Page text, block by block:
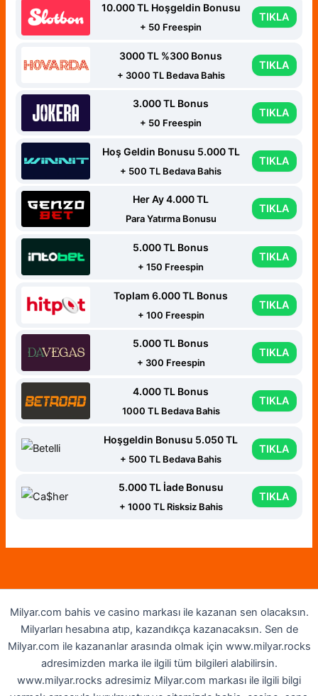
10.000 TL Hoşgeldin Bonusu
+ 50 Freespin
TIKLA
3000 TL %300 Bonus
+ 3000 TL Bedava Bahis
TIKLA
3.000 TL Bonus
+ 50 Freespin
TIKLA
Hoş Geldin Bonusu 5.000 TL
+ 500 TL Bedava Bahis
TIKLA
Her Ay 4.000 TL
Para Yatırma Bonusu
TIKLA
5.000 TL Bonus
+ 150 Freespin
TIKLA
Toplam 6.000 TL Bonus
+ 100 Freespin
TIKLA
5.000 TL Bonus
+ 300 Freespin
TIKLA
4.000 TL Bonus
1000 TL Bedava Bahis
TIKLA
Hoşgeldin Bonusu 5.050 TL
+ 500 TL Bedava Bahis
TIKLA
5.000 TL İade Bonusu
+ 1000 TL Risksiz Bahis
TIKLA
Milyar.com bahis ve casino markası ile kazanan sen olacaksın.
Milyarları hesabına atıp, kazandıkça kazanacaksın. Sen de
Milyar.com ile kazananlar arasında olmak için www.milyar.rocks
adresimizden marka ile ilgili tüm bilgileri alabilirsin.
www.milyar.rocks adresimiz Milyar.com markası ile ilgili bilgi